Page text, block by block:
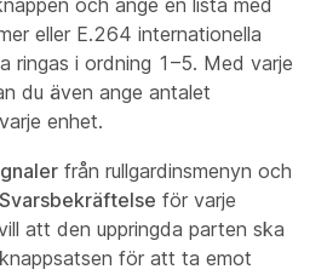
och ange en lista med
eller E.264 internationella
ringas i ordning 1–5. Med varje
du även ange antalet
enhet.
från rullgardinsmenyn och
Svarsbekräftelse för varje
att den uppringda parten ska
för att ta emot